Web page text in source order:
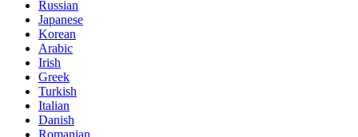
Russian
Japanese
Korean
Arabic
Irish
Greek
Turkish
Italian
Danish